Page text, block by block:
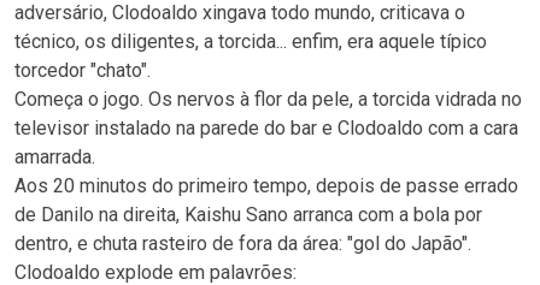
adversário, Clodoaldo xingava todo mundo, criticava o
técnico, os diligentes, a torcida... enfim, era aquele típico
torcedor "chato".
Começa o jogo. Os nervos à flor da pele, a torcida vidrada no
televisor instalado na parede do bar e Clodoaldo com a cara
amarrada.
Aos 20 minutos do primeiro tempo, depois de passe errado
de Danilo na direita, Kaishu Sano arranca com a bola por
dentro, e chuta rasteiro de fora da área: "gol do Japão".
Clodoaldo explode em palavrões: